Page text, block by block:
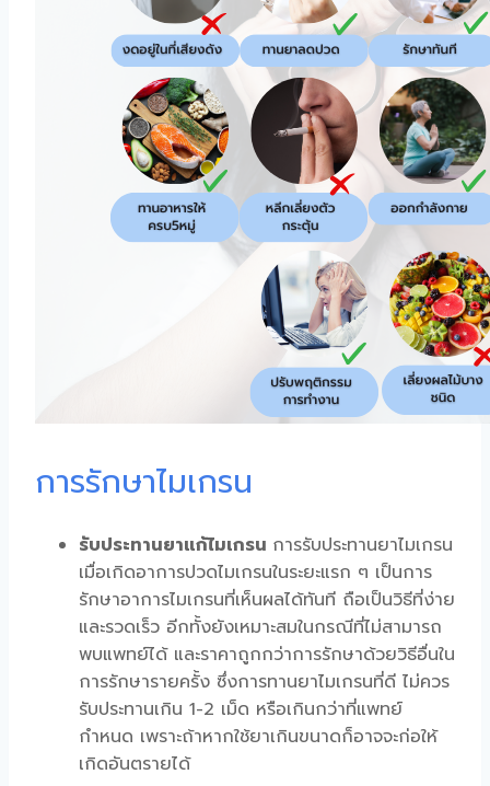
การรักษาไมเกรน
รับประทานยาแก้ไมเกรน การรับประทานยาไมเกรน
เมื่อเกิดอาการปวดไมเกรนในระยะแรก ๆ เป็นการ
รักษาอาการไมเกรนที่เห็นผลได้ทันที ถือเป็นวิธีที่ง่าย
และรวดเร็ว อีกทั้งยังเหมาะสมในกรณีที่ไม่สามารถ
พบแพทย์ได้ และราคาถูกกว่าการรักษาด้วยวิธีอื่นใน
การรักษารายครั้ง ซึ่งการทานยาไมเกรนที่ดี ไม่ควร
รับประทานเกิน 1-2 เม็ด หรือเกินกว่าที่แพทย์
กำหนด เพราะถ้าหากใช้ยาเกินขนาดก็อาจจะก่อให้
เกิดอันตรายได้